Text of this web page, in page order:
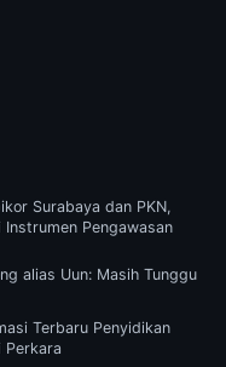
Surabaya dan PKN,
Pengawasan
alias Uun: Masih Tunggu
Terbaru Penyidikan
Perkara